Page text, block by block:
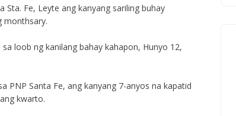
Sta. Fe, Leyte ang kanyang sariling buhay
monthsary.
loob ng kanilang bahay kahapon, Hunyo 12,
PNP Santa Fe, ang kanyang 7-anyos na kapatid
kwarto.